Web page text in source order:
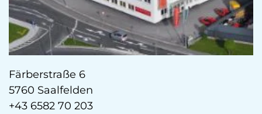
Färberstraße 6
5760 Saalfelden
+43 6582 70 203